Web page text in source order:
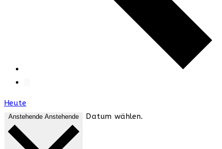
Heute
Anstehende Anstehende Datum wählen.